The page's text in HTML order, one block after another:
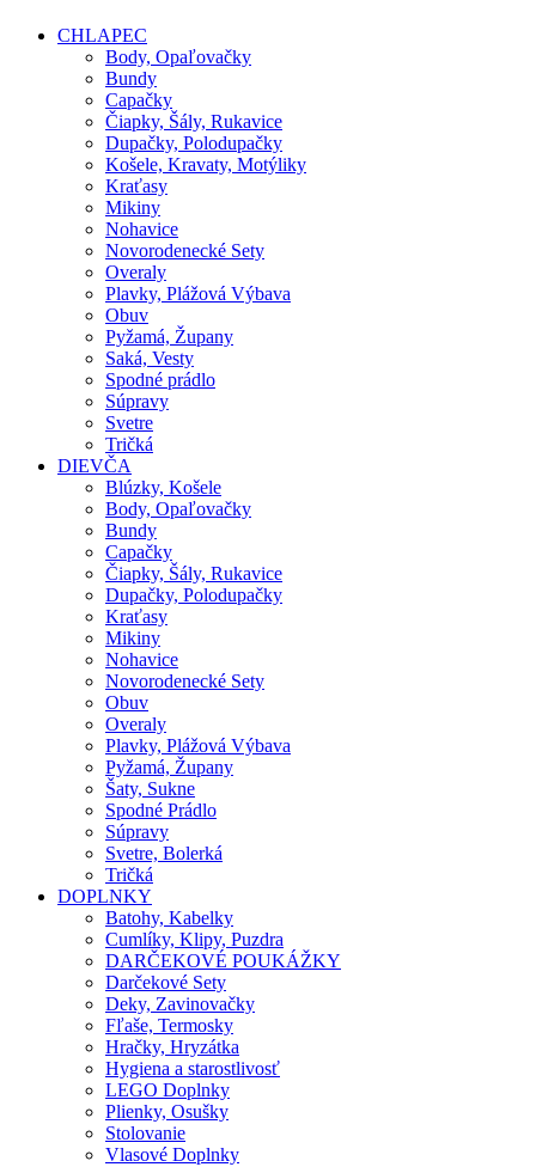
CHLAPEC
Body, Opaľovačky
Bundy
Capačky
Čiapky, Šály, Rukavice
Dupačky, Polodupačky
Košele, Kravaty, Motýliky
Kraťasy
Mikiny
Nohavice
Novorodenecké Sety
Overaly
Plavky, Plážová Výbava
Obuv
Pyžamá, Župany
Saká, Vesty
Spodné prádlo
Súpravy
Svetre
Tričká
DIEVČA
Blúzky, Košele
Body, Opaľovačky
Bundy
Capačky
Čiapky, Šály, Rukavice
Dupačky, Polodupačky
Kraťasy
Mikiny
Nohavice
Novorodenecké Sety
Obuv
Overaly
Plavky, Plážová Výbava
Pyžamá, Župany
Šaty, Sukne
Spodné Prádlo
Súpravy
Svetre, Bolerká
Tričká
DOPLNKY
Batohy, Kabelky
Cumlíky, Klipy, Puzdra
DARČEKOVÉ POUKÁŽKY
Darčekové Sety
Deky, Zavinovačky
Fľaše, Termosky
Hračky, Hryzátka
Hygiena a starostlivosť
LEGO Doplnky
Plienky, Osušky
Stolovanie
Vlasové Doplnky